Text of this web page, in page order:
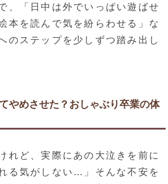
、「日中は外でいっぱい遊ばせ
本を読んで気を紛らわせる」な
のステップを少しずつ踏み出し
やめさせた？おしゃぶり卒業の体
れど、実際にあの大泣きを前に
る気がしない…」そんな不安を